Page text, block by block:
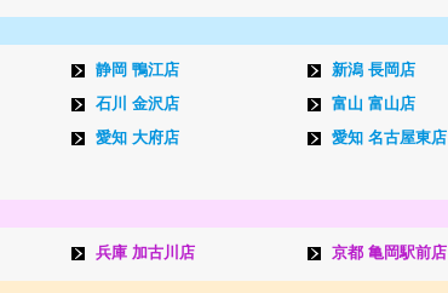
静岡 鴨江店
新潟 長岡店
石川 金沢店
富山 富山店
愛知 大府店
愛知 名古屋東店
兵庫 加古川店 京都 亀岡駅前店